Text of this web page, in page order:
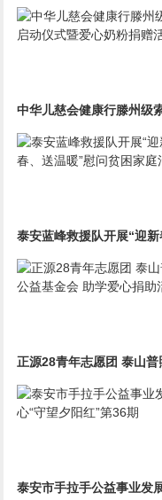
中华儿慈会健康行滕州级
动仪式暨爱心奶粉捐赠活
泰安蓝峰救援队开展“迎新
送温暖”慰问贫困家庭活动
正源28青年志愿团 泰山普
益基金会 助学爱心捐助活
泰安市手拉手公益事业发